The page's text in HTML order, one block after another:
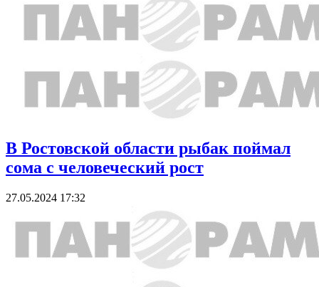
В Ростовской области рыбак поймал
сома с человеческий рост
27.05.2024 17:32